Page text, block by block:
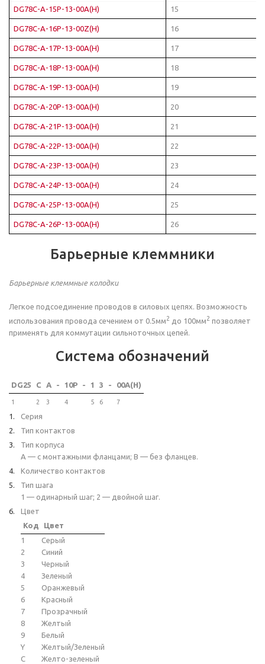
DG78C-A-15P-13-00A(H) 15
DG78C-A-16P-13-00Z(H) 16
DG78C-A-17P-13-00A(H) 17
DG78C-A-18P-13-00A(H) 18
DG78C-A-19P-13-00A(H) 19
DG78C-A-20P-13-00A(H) 20
DG78C-A-21P-13-00A(H) 21
DG78C-A-22P-13-00A(H) 22
DG78C-A-23P-13-00A(H) 23
DG78C-A-24P-13-00A(H) 24
DG78C-A-25P-13-00A(H) 25
DG78C-A-26P-13-00A(H) 26
Барьерные клеммники
Барьерные клеммные колодки
Легкое подсоединение проводов в силовых цепях. Возможность
использования провода сечением от 0.5мм2 до 100мм2 позволяет
применять для коммутации сильноточных цепей.
Система обозначений
DG25 C A - 10P - 1 3 - 00A(H)
1 2 3 4 5 6 7
Серия
Тип контактов
Тип корпуса
A — с монтажными фланцами; B — без фланцев.
Количество контактов
Тип шага
1 — одинарный шаг; 2 — двойной шаг.
Цвет
Код
Цвет
1
Серый
2
Синий
3
Черный
4
Зеленый
5
Оранжевый
6
Красный
7
Прозрачный
8
Желтый
9
Белый
Y
Желтый/Зеленый
C
Желто-зеленый